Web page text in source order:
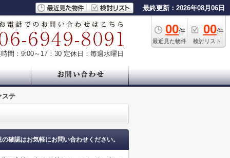
最終更新：2026年08月06日
00件
最近見た物件
00件
検討リスト
間：9:00～17：30 定休日：毎週水曜日
ステ
の確認はお気軽にお問い合わせください。